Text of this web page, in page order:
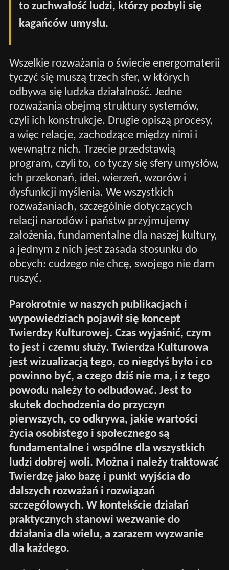
to zuchwałość ludzi, którzy pozbyli się
kagańców umysłu.
Wszelkie rozważania o świecie energomaterii
tyczyć się muszą trzech sfer, w których
odbywa się ludzka działalność. Jedne
rozważania obejmą struktury systemów,
czyli ich konstrukcje. Drugie opiszą procesy,
a więc relacje, zachodzące między nimi i
wewnątrz nich. Trzecie przedstawią
program, czyli to, co tyczy się sfery umysłów,
ich przekonań, idei, wierzeń, wzorów i
dysfunkcji myślenia. We wszystkich
rozważaniach, szczególnie dotyczących
relacji narodów i państw przyjmujemy
założenia, fundamentalne dla naszej kultury,
a jednym z nich jest zasada stosunku do
obcych: cudzego nie chcę, swojego nie dam
ruszyć.
Parokrotnie w naszych publikacjach i
wypowiedziach pojawił się koncept
Twierdzy Kulturowej. Czas wyjaśnić, czym
to jest i czemu służy. Twierdza Kulturowa
jest wizualizacją tego, co niegdyś było i co
powinno być, a czego dziś nie ma, i z tego
powodu należy to odbudować. Jest to
skutek dochodzenia do przyczyn
pierwszych, co odkrywa, jakie wartości
życia osobistego i społecznego są
fundamentalne i wspólne dla wszystkich
ludzi dobrej woli. Można i należy traktować
Twierdzę jako bazę i punkt wyjścia do
dalszych rozważań i rozwiązań
szczegółowych. W kontekście działań
praktycznych stanowi wezwanie do
działania dla wielu, a zarazem wyzwanie
dla każdego.